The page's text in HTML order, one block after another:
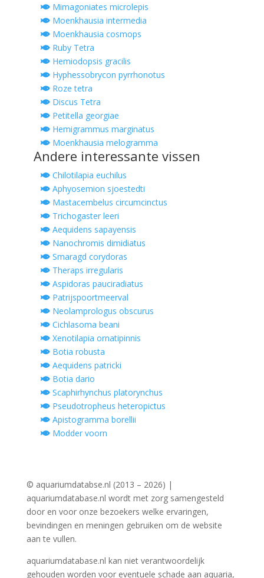
Mimagoniates microlepis
Moenkhausia intermedia
Moenkhausia cosmops
Ruby Tetra
Hemiodopsis gracilis
Hyphessobrycon pyrrhonotus
Roze tetra
Discus Tetra
Petitella georgiae
Hemigrammus marginatus
Moenkhausia melogramma
Andere interessante vissen
Chilotilapia euchilus
Aphyosemion sjoestedti
Mastacembelus circumcinctus
Trichogaster leeri
Aequidens sapayensis
Nanochromis dimidiatus
Smaragd corydoras
Theraps irregularis
Aspidoras pauciradiatus
Patrijspoortmeerval
Neolamprologus obscurus
Cichlasoma beani
Xenotilapia ornatipinnis
Botia robusta
Aequidens patricki
Botia dario
Scaphirhynchus platorynchus
Pseudotropheus heteropictus
Apistogramma borellii
Modder voorn
© aquariumdatabse.nl (2013 – 2026) |
aquariumdatabase.nl wordt met zorg samengesteld
door en voor onze bezoekers welke ervaringen,
bevindingen en meningen gebruiken om de website
aan te vullen.
aquariumdatabase.nl kan niet verantwoordelijk
gehouden worden voor eventuele schade aan aquaria,